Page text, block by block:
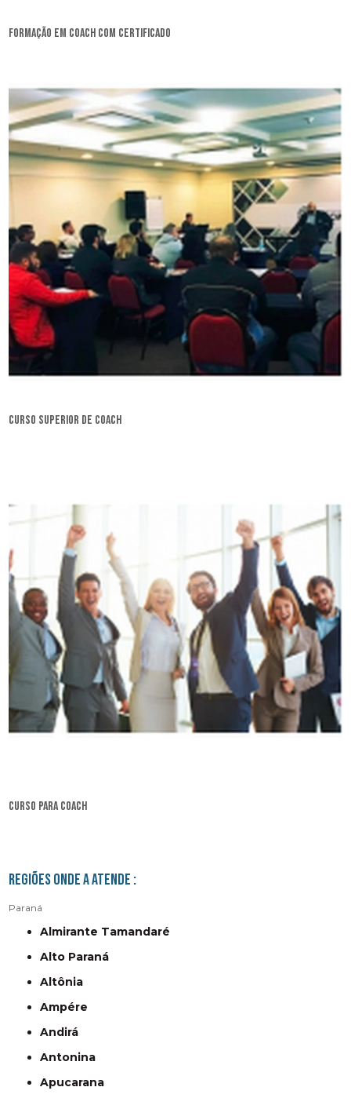
formação em coach com certificado
curso superior de coach
curso para coach
Regiões onde a atende :
Paraná
Almirante Tamandaré
Alto Paraná
Altônia
Ampére
Andirá
Antonina
Apucarana